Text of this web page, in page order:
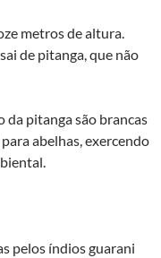
metros de altura.
de pitanga, que não
da pitanga são brancas
abelhas, exercendo
pelos índios guarani